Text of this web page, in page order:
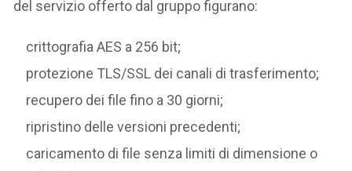
del servizio offerto dal gruppo figurano:
crittografia AES a 256 bit;
protezione TLS/SSL dei canali di trasferimento;
recupero dei file fino a 30 giorni;
ripristino delle versioni precedenti;
caricamento di file senza limiti di dimensione o